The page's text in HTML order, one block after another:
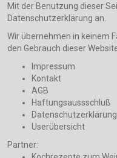
Mit der Benutzung dieser
Datenschutzerklärung an.
Wir übernehmen in keinem
den Gebrauch dieser
Impressum
Kontakt
AGB
Haftungsaussschluß
Datenschutzerklärung
Userübersicht
Partner: